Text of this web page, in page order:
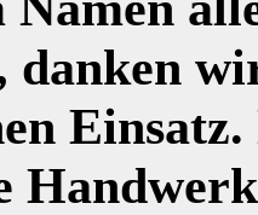
danken
Einsatz.